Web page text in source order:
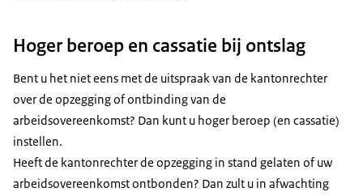
Hoger beroep en cassatie bij ontslag
Bent u het niet eens met de uitspraak van de kantonrechter
over de opzegging of ontbinding van de
arbeidsovereenkomst? Dan kunt u hoger beroep (en cassatie)
instellen.
Heeft de kantonrechter de opzegging in stand gelaten of uw
arbeidsovereenkomst ontbonden? Dan zult u in afwachting